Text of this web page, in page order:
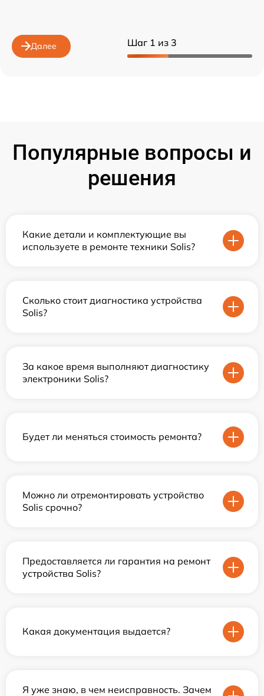
Шаг 1 из 3
Далее
Популярные вопросы и
решения
Какие детали и комплектующие вы
используете в ремонте техники Solis?
Сколько стоит диагностика устройства
Solis?
За какое время выполняют диагностику
электроники Solis?
Будет ли меняться стоимость ремонта?
Можно ли отремонтировать устройство
Solis срочно?
Предоставляется ли гарантия на ремонт
устройства Solis?
Какая документация выдается?
Я уже знаю, в чем неисправность. Зачем